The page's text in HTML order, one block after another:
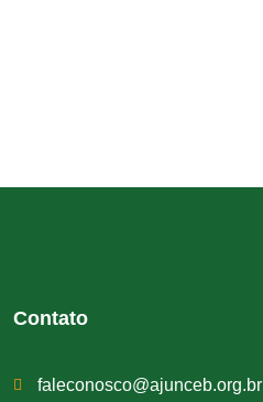
Contato
faleconosco@ajunceb.org.br